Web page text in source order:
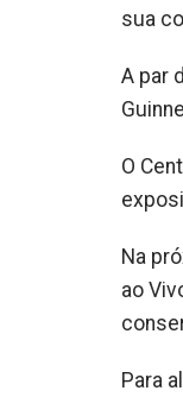
sua
A par
O
Na
ao
Para